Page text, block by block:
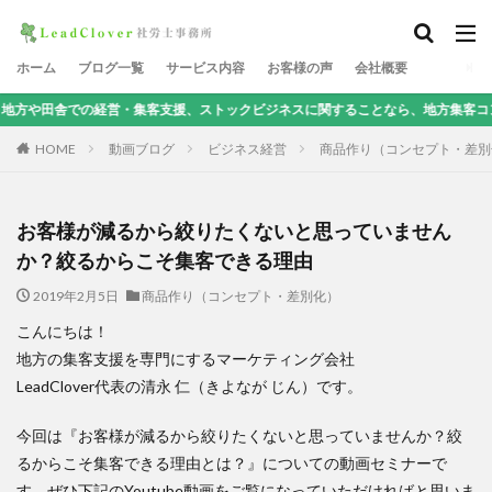
ホーム ブログ一覧 サービス内容 お客様の声 会社概要
営・集客支援、ストックビジネスに関することなら、地方集客コンサルタントの
HOME 動画ブログ ビジネス経営 商品作り（コンセプト・差
お客様が減るから絞りたくないと思っていません
か？絞るからこそ集客できる理由
2019年2月5日 商品作り（コンセプト・差別化）
こんにちは！
地方の集客支援を専門にするマーケティング会社
LeadClover代表の清永 仁（きよなが じん）です。
今回は『お客様が減るから絞りたくないと思っていませんか？絞
るからこそ集客できる理由とは？』についての動画セミナーで